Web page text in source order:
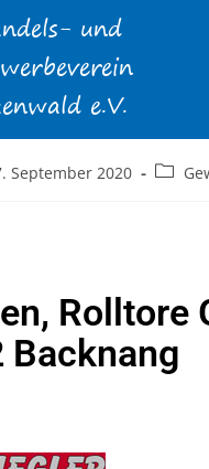
September 2020
Rolltore
Backnang